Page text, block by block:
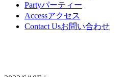
Partyパーティー
Accessアクセス
Contact Usお問い合わせ